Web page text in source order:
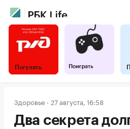
Погулять
Здоровье 27 августа, 16:58
Два секрета